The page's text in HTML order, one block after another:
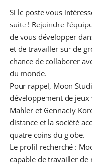
Si le poste vous
suite ! Rejoindre
de vous développer
et de travailler sur de
chance de collaborer
du monde.
Pour rappel, Moon
développement de jeux
Mahler et Gennadiy
distance et la société
quatre coins du globe.
Le profil recherché :
capable de travailler de